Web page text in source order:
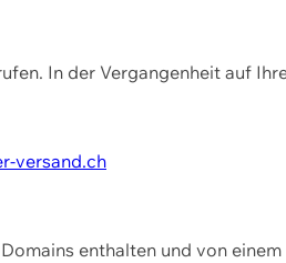
In der Vergangenheit auf
versand.ch
enthalten und von